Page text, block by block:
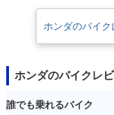
ホンダのバイ
ホンダのバイクレ
誰でも乗れるバイク